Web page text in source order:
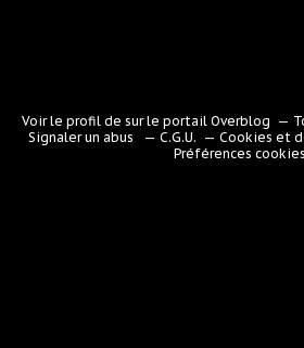
Voir le profil de sur le portail Overblog
Signaler un abus
C.G.U.
Cookies et
Préférences cookies